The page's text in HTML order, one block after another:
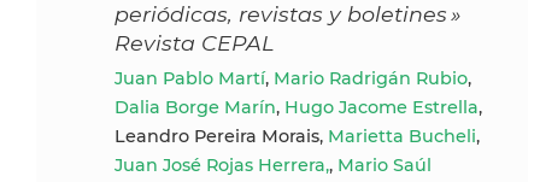
periódicas, revistas y boletines »
Revista CEPAL
Juan Pablo Martí, Mario Radrigán Rubio,
Dalia Borge Marín, Hugo Jacome Estrella,
Leandro Pereira Morais, Marietta Bucheli,
Juan José Rojas Herrera,, Mario Saúl